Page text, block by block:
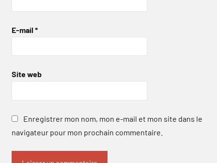
E-mail *
Site web
Enregistrer mon nom, mon e-mail et mon site dans le
navigateur pour mon prochain commentaire.